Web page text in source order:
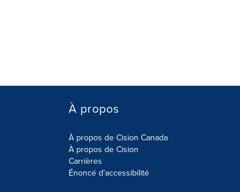
À propos
À propos de Cision Canada
À propos de Cision
Carrières
Énoncé d'accessibilité